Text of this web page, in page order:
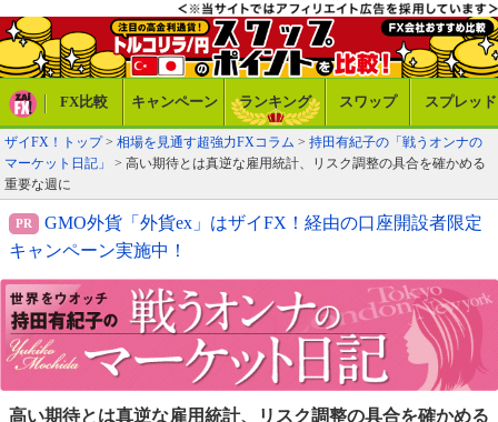
FX比較 キャンペーン ランキング スワップ スプレッド
ザイFX！トップ> 相場を見通す超強力FXコラム > 持田有紀子の「戦うオンナの
マーケット日記」
> 高い期待とは真逆な雇用統計、リスク調整の具合を確かめる
重要な週に
GMO外貨「外貨ex」はザイFX！経由の口座開設者限定
キャンペーン実施中！
高い期待とは真逆な雇用統計、
リスク調整の具合を確かめる